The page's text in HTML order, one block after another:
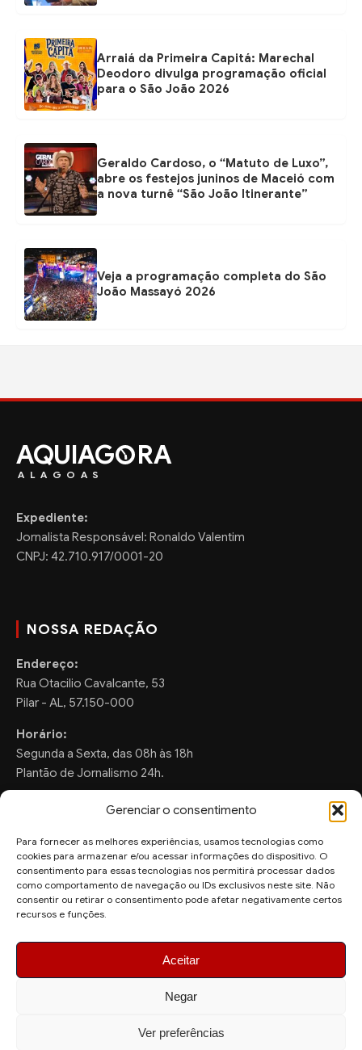
Gerenciar o consentimento
Para fornecer as melhores experiências, usamos tecnologias como
cookies para armazenar e/ou acessar informações do dispositivo. O
consentimento para essas tecnologias nos permitirá processar dados
como comportamento de navegação ou IDs exclusivos neste site. Não
consentir ou retirar o consentimento pode afetar negativamente certos
recursos e funções.
Aceitar
Negar
Ver preferências
Arraiá da Primeira Capitá: Marechal
Deodoro divulga programação oficial
para o São João 2026
Geraldo Cardoso, o “Matuto de Luxo”,
abre os festejos juninos de Maceió com
a nova turnê “São João Itinerante”
Veja a programação completa do São
João Massayó 2026
AQUIAG RA
ALAGOAS
Expediente:
Jornalista Responsável: Ronaldo Valentim
CNPJ: 42.710.917/0001-20
NOSSA REDAÇÃO
Endereço:
Rua Otacilio Cavalcante, 53
Pilar - AL, 57.150-000
Horário:
Segunda a Sexta, das 08h às 18h
Plantão de Jornalismo 24h.
FALE CONOSCO
Sugestões de Pauta:
ronaldo.valentim150@gmail.com
© 2026 AquiAgora - Todos os direitos reservados.